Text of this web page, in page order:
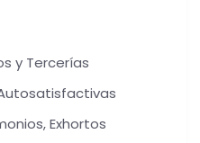
y Tercerías
Exhortos